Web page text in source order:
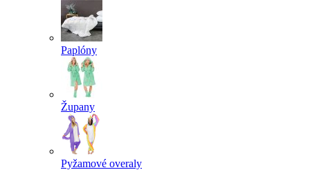
Paplóny
Župany
Pyžamové overaly